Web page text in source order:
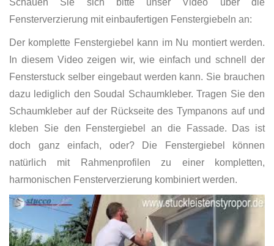
Fensterverzierung mit einbaufertigen Fenstergiebeln an:
Der komplette Fenstergiebel kann im Nu montiert werden.
In diesem Video zeigen wir, wie einfach und schnell der
Fensterstuck selber eingebaut werden kann. Sie brauchen
dazu lediglich den Soudal Schaumkleber. Tragen Sie den
Schaumkleber auf der Rückseite des Tympanons auf und
kleben Sie den Fenstergiebel an die Fassade. Das ist
doch ganz einfach, oder? Die Fenstergiebel können
natürlich mit Rahmenprofilen zu einer kompletten,
harmonischen Fensterverzierung kombiniert werden.